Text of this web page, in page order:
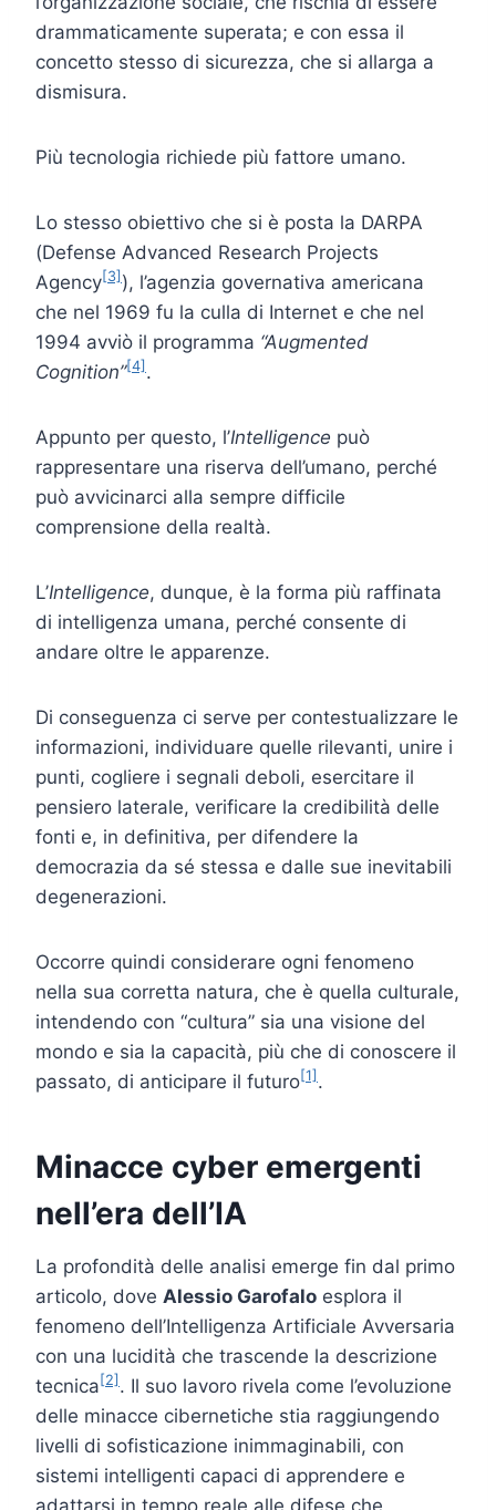
drammaticamente superata; e con essa il
concetto stesso di sicurezza, che si allarga a
dismisura.
Più tecnologia richiede più fattore umano.
Lo stesso obiettivo che si è posta la DARPA
(Defense Advanced Research Projects
Agency[3] ), l’agenzia governativa americana
che nel 1969 fu la culla di Internet e che nel
1994 avviò il programma “Augmented
Cognition”[4] .
Appunto per questo, l’Intelligence può
rappresentare una riserva dell’umano, perché
può avvicinarci alla sempre difficile
comprensione della realtà.
L’Intelligence, dunque, è la forma più raffinata
di intelligenza umana, perché consente di
andare oltre le apparenze.
Di conseguenza ci serve per contestualizzare le
informazioni, individuare quelle rilevanti, unire i
punti, cogliere i segnali deboli, esercitare il
pensiero laterale, verificare la credibilità delle
fonti e, in definitiva, per difendere la
democrazia da sé stessa e dalle sue inevitabili
degenerazioni.
Occorre quindi considerare ogni fenomeno
nella sua corretta natura, che è quella culturale,
intendendo con “cultura” sia una visione del
mondo e sia la capacità, più che di conoscere il
passato, di anticipare il futuro[1] .
Minacce cyber emergenti
nell’era dell’IA
La profondità delle analisi emerge fin dal primo
articolo, dove Alessio Garofalo esplora il
fenomeno dell’Intelligenza Artificiale Avversaria
con una lucidità che trascende la descrizione
tecnica [2] . Il suo lavoro rivela come l’evoluzione
delle minacce cibernetiche stia raggiungendo
livelli di sofisticazione inimmaginabili, con
sistemi intelligenti capaci di apprendere e
adattarsi in tempo reale alle difese che